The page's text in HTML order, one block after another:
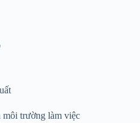
trường làm việc